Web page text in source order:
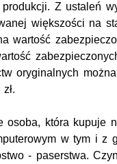
Z ustaleń
większości na
wartość
oryginalnych
osoba, która kupuje
w tym i z
- paserstwa.